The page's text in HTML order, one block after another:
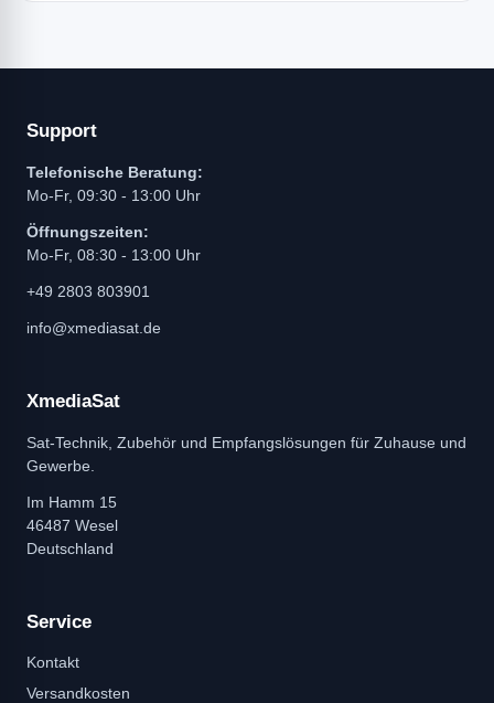
Support
Telefonische Beratung:
Mo-Fr, 09:30 - 13:00 Uhr
Öffnungszeiten:
Mo-Fr, 08:30 - 13:00 Uhr
+49 2803 803901
info@xmediasat.de
XmediaSat
Sat-Technik, Zubehör und Empfangslösungen für Zuhause und
Gewerbe.
Im Hamm 15
46487 Wesel
Deutschland
Service
Kontakt
Versandkosten